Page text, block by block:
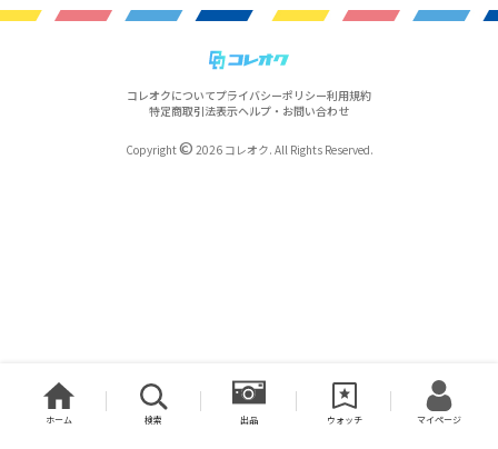
コレオクについてプライバシーポリシー利用規約
特定商取引法表示ヘルプ・お問い合わせ
Copyright© 2026 コレオク. All Rights Reserved.
ホーム 検索 出品 ウォッチ マイページ